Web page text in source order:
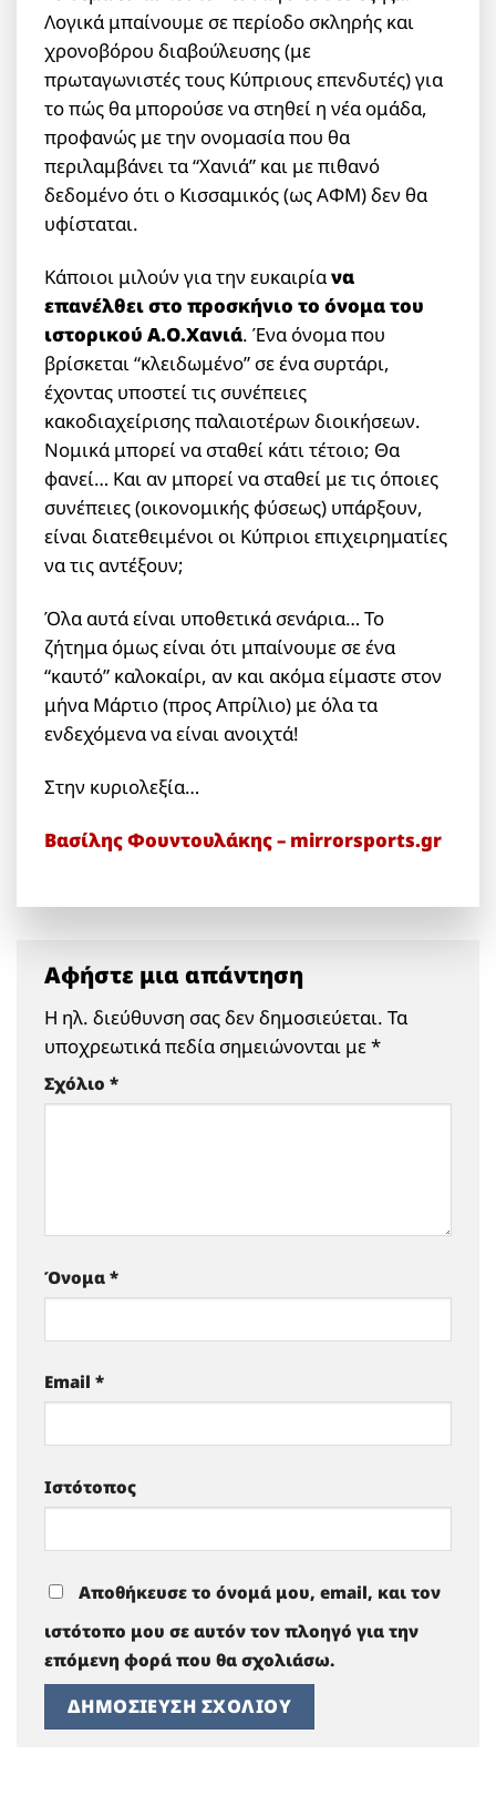
Λογικά μπαίνουμε σε περίοδο σκληρής και
χρονοβόρου διαβούλευσης (με
πρωταγωνιστές τους Κύπριους επενδυτές) για
το πώς θα μπορούσε να στηθεί η νέα ομάδα,
προφανώς με την ονομασία που θα
περιλαμβάνει τα “Χανιά” και με πιθανό
δεδομένο ότι ο Κισσαμικός (ως ΑΦΜ) δεν θα
υφίσταται.
Κάποιοι μιλούν για την ευκαιρίανα
επανέλθει στο προσκήνιο το όνομα του
ιστορικού Α.Ο.Χανιά. Ένα όνομα που
βρίσκεται “κλειδωμένο” σε ένα συρτάρι,
έχοντας υποστεί τις συνέπειες
κακοδιαχείρισης παλαιοτέρων διοικήσεων.
Νομικά μπορεί να σταθεί κάτι τέτοιο; Θα
φανεί… Και αν μπορεί να σταθεί με τις όποιες
συνέπειες (οικονομικής φύσεως) υπάρξουν,
είναι διατεθειμένοι οι Κύπριοι επιχειρηματίες
να τις αντέξουν;
Όλα αυτά είναι υποθετικά σενάρια… Το
ζήτημα όμως είναι ότι μπαίνουμε σε ένα
“καυτό” καλοκαίρι, αν και ακόμα είμαστε στον
μήνα Μάρτιο (προς Απρίλιο) με όλα τα
ενδεχόμενα να είναι ανοιχτά!
Στην κυριολεξία…
Βασίλης Φουντουλάκης – mirrorsports.gr
Αφήστε μια απάντηση
Η ηλ. διεύθυνση σας δεν δημοσιεύεται. Τα
υποχρεωτικά πεδία σημειώνονται με*
Σχόλιο *
Όνομα *
Email *
Ιστότοπος
Αποθήκευσε το όνομά μου, email, και τον
ιστότοπο μου σε αυτόν τον πλοηγό για την
επόμενη φορά που θα σχολιάσω.